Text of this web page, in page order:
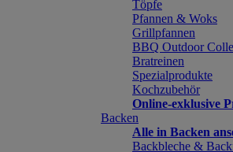
Töpfe
Pfannen & Woks
Grillpfannen
BBQ Outdoor
Bratreinen
Spezialprodukte
Kochzubehör
Online-exklusive
Backen
Alle in Backen
Backbleche &